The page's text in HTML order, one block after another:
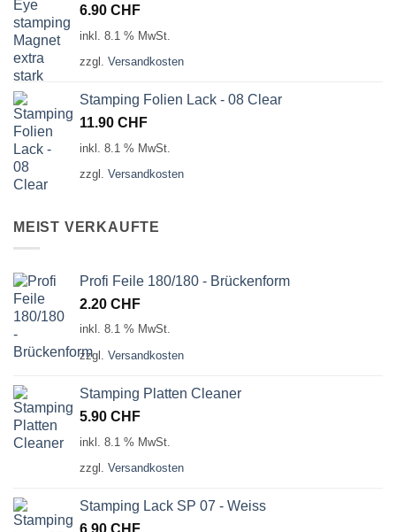
6.90 CHF
inkl. 8.1 % MwSt.
zzgl. Versandkosten
Stamping Folien Lack - 08 Clear
11.90 CHF
inkl. 8.1 % MwSt.
zzgl. Versandkosten
MEIST VERKAUFTE
Profi Feile 180/180 - Brückenform
2.20 CHF
inkl. 8.1 % MwSt.
zzgl. Versandkosten
Stamping Platten Cleaner
5.90 CHF
inkl. 8.1 % MwSt.
zzgl. Versandkosten
Stamping Lack SP 07 - Weiss